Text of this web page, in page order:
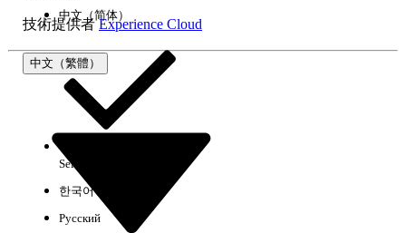
技術提供者Experience Cloud
中文（繁體）
中文（简体）
Select Org
한국어
Русский